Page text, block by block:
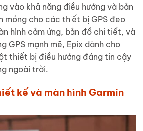
vào khả năng điều hướng và bản
móng cho các thiết bị GPS đeo
hình cảm ứng, bản đồ chi tiết, và
GPS mạnh mẽ, Epix dành cho
thiết bị điều hướng đáng tin cậy
ngoài trời.
kế và màn hình Garmin